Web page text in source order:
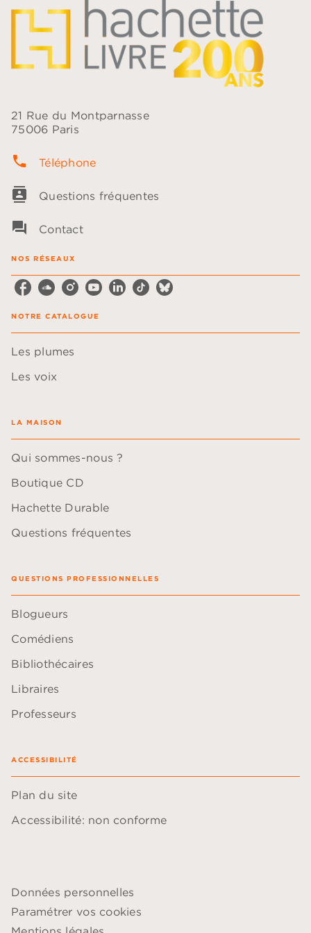
21 Rue du Montparnasse
75006 Paris
phone Téléphone
contacts Questions fréquentes
question_answer Contact
NOS RÉSEAUX
NOTRE CATALOGUE
Les plumes
Les voix
LA MAISON
Qui sommes-nous ?
Boutique CD
Hachette Durable
Questions fréquentes
QUESTIONS PROFESSIONNELLES
Blogueurs
Comédiens
Bibliothécaires
Libraires
Professeurs
ACCESSIBILITÉ
Plan du site
Accessibilité: non conforme
Données personnelles
Paramétrer vos cookies